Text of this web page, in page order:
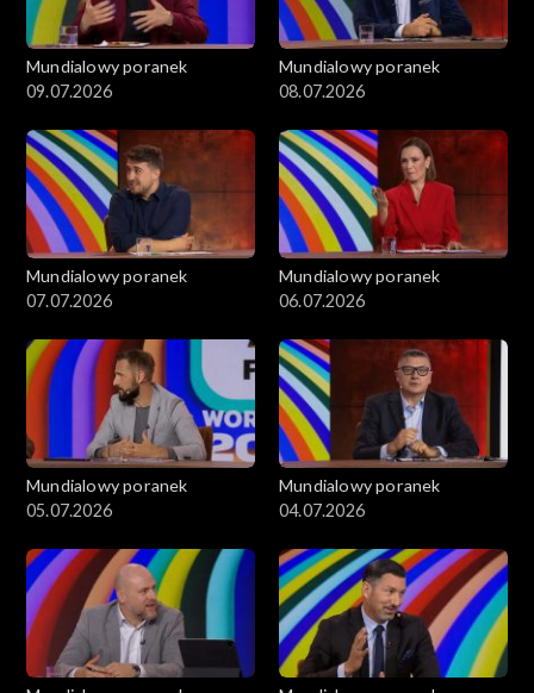
Mundialowy poranek
09.07.2026
Mundialowy poranek
08.07.2026
Mundialowy poranek
07.07.2026
Mundialowy poranek
06.07.2026
Mundialowy poranek
05.07.2026
Mundialowy poranek
04.07.2026